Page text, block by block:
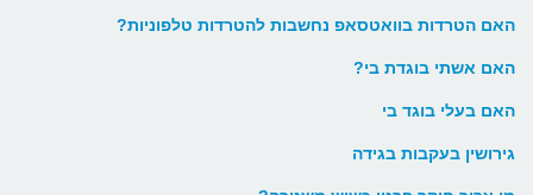
האם הטרדות בוואטסאפ נחשבות להטרדות טלפוניות?
האם אשתי בוגדת בי?
האם בעלי בוגד בי
גירושין בעקבות בגידה